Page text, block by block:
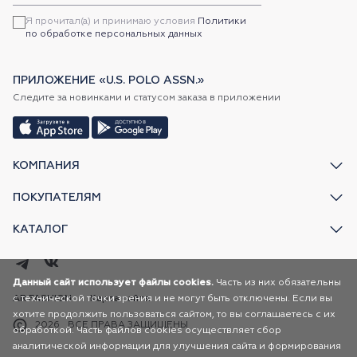
КОМПАНИЯ
ПОКУПАТЕЛЯМ
КАТАЛОГ
Я прочитал(а) и принимаю условия Политики
по обработке персональных данных
ПРИЛОЖЕНИЕ «U.S. POLO ASSN.»
Следите за новинками и статусом заказа в приложении
2026 ВСЕ ПРАВА ЗАЩИЩЕНЫ
AR FASHION Карта сайта
Данный сайт использует файлы cookies. Часть из них обязательны
с технической точки зрения и не могут быть отключены. Если вы
хотите продолжить пользоваться сайтом, то вы соглашаетесь с их
обработкой. Часть файлов cookies осуществляет сбор
аналитической информации для улучшения сайта и формирования